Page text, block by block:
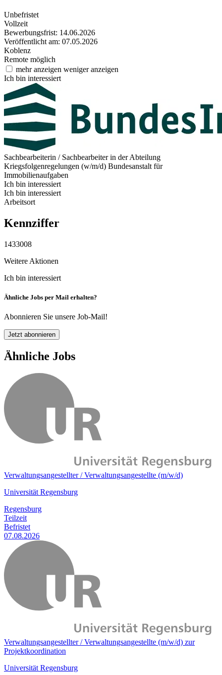
Unbefristet
Vollzeit
Bewerbungsfrist: 14.06.2026
Veröffentlicht am: 07.05.2026
Koblenz
Remote möglich
mehr anzeigen weniger anzeigen
Ich bin interessiert
Sachbearbeiterin / Sachbearbeiter in der Abteilung
Kriegsfolgenregelungen (w/m/d) Bundesanstalt für
Immobilienaufgaben
Ich bin interessiert
Ich bin interessiert
Arbeitsort
Kennziffer
1433008
Weitere Aktionen
Ich bin interessiert
Ähnliche Jobs per Mail erhalten?
Abonnieren Sie unsere Job-Mail!
Jetzt abonnieren
Ähnliche Jobs
Verwaltungsangestellter / Verwaltungsangestellte (m/w/d)
Universität Regensburg
Regensburg
Teilzeit
Befristet
07.08.2026
Verwaltungsangestellter / Verwaltungsangestellte (m/w/d) zur
Projektkoordination
Universität Regensburg